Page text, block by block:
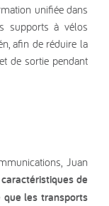
unifiée dans
supports à vélos
afin de réduire la
de sortie pendant
Juan
caractéristiques de
les transports